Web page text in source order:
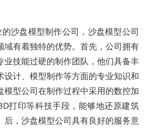
沙盘模型制作公司，沙盘模型公司
域有着独特的优势。首先，公司拥有
业技能过硬的制作团队，他们具备丰
设计、模型制作等方面的专业知识和
模型公司在制作过程中采用的数控加
打印等科技手段，能够地还原建筑
后，沙盘模型公司具有良好的服务意